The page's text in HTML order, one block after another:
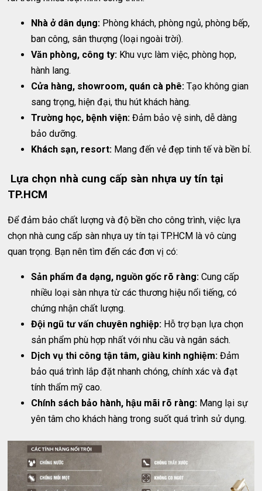
Nhà ở dân dụng: Phòng khách, phòng ngủ, phòng bếp,
ban công, sân thượng (loại ngoài trời).
Văn phòng, công ty: Khu vực làm việc, phòng họp,
hành lang.
Cửa hàng, showroom, quán cà phê: Tạo không gian
sang trọng, hiện đại, thu hút khách hàng.
Trường học, bệnh viện: Đảm bảo vệ sinh, dễ dàng
bảo dưỡng.
Khách sạn, resort: Mang đến vẻ đẹp tinh tế và bền bỉ.
Lựa chọn nhà cung cấp sàn nhựa uy tín tại
TP.HCM
Để đảm bảo chất lượng và độ bền cho công trình, việc lựa
chọn nhà cung cấp sàn nhựa uy tín tại TP.HCM là vô cùng
quan trọng. Bạn nên tìm đến các đơn vị có:
Sản phẩm đa dạng, nguồn gốc rõ ràng: Cung cấp
nhiều loại sàn nhựa từ các thương hiệu nổi tiếng, có
chứng nhận chất lượng.
Đội ngũ tư vấn chuyên nghiệp: Hỗ trợ bạn lựa chọn
sản phẩm phù hợp nhất với nhu cầu và ngân sách.
Dịch vụ thi công tận tâm, giàu kinh nghiệm: Đảm
bảo quá trình lắp đặt nhanh chóng, chính xác và đạt
tính thẩm mỹ cao.
Chính sách bảo hành, hậu mãi rõ ràng: Mang lại sự
yên tâm cho khách hàng trong suốt quá trình sử dụng.